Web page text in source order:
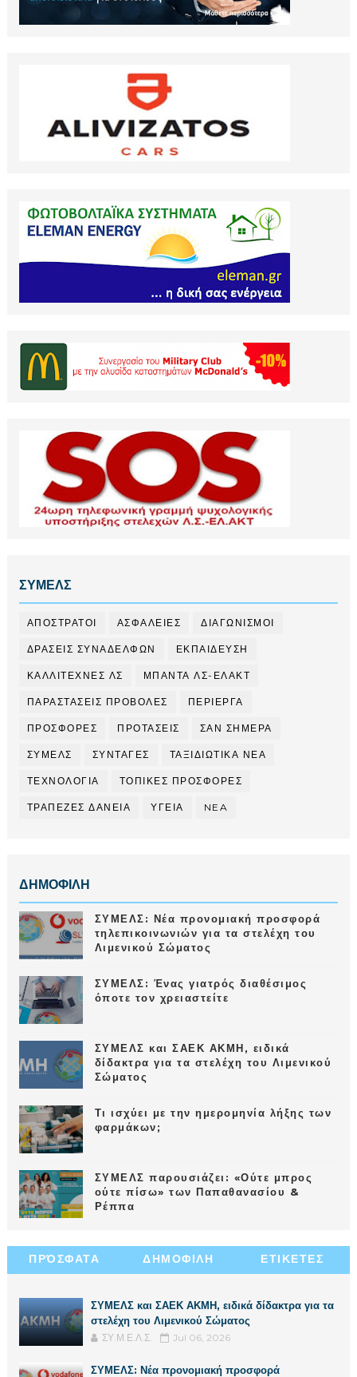
ΣΥΜΕΛΣ
ΑΠΟΣΤΡΑΤΟΙ ΑΣΦΑΛΕΙΕΣ ΔΙΑΓΩΝΙΣΜΟΙ
ΔΡΑΣΕΙΣ ΣΥΝΑΔΕΛΦΩΝ ΕΚΠΑΙΔΕΥΣΗ
ΚΑΛΛΙΤΕΧΝΕΣ ΛΣ ΜΠΑΝΤΑ ΛΣ-ΕΛΑΚΤ
ΠΑΡΑΣΤΑΣΕΙΣ ΠΡΟΒΟΛΕΣ ΠΕΡΙΕΡΓΑ
ΠΡΟΣΦΟΡΕΣ ΠΡΟΤΑΣΕΙΣ ΣΑΝ ΣΗΜΕΡΑ
ΣΥΜΕΛΣ ΣΥΝΤΑΓΕΣ ΤΑΞΙΔΙΩΤΙΚΑ ΝΕΑ
ΤΕΧΝΟΛΟΓΙΑ ΤΟΠΙΚΕΣ ΠΡΟΣΦΟΡΕΣ
ΤΡΑΠΕΖΕΣ ΔΑΝΕΙΑ ΥΓΕΙΑ NEA
ΔΗΜΟΦΙΛΗ
ΣΥΜΕΛΣ: Νέα προνομιακή προσφορά
τηλεπικοινωνιών για τα στελέχη του
Λιμενικού Σώματος
ΣΥΜΕΛΣ: Ένας γιατρός διαθέσιμος
όποτε τον χρειαστείτε
ΣΥΜΕΛΣ και ΣΑΕΚ ΑΚΜΗ, ειδικά
δίδακτρα για τα στελέχη του Λιμενικού
Σώματος
Τι ισχύει με την ημερομηνία λήξης των
φαρμάκων;
ΣΥΜΕΛΣ παρουσιάζει: «Ούτε μπρος
ούτε πίσω» των Παπαθανασίου &
Ρέππα
ΠΡΌΣΦΑΤΑ ΔΗΜΟΦΙΛΗ ΕΤΙΚΕΤΕΣ
ΣΥΜΕΛΣ και ΣΑΕΚ ΑΚΜΗ, ειδικά δίδακτρα για τα
στελέχη του Λιμενικού Σώματος
ΣΥ.Μ.Ε.Λ.Σ. Jul 06, 2026
ΣΥΜΕΛΣ: Νέα προνομιακή προσφορά